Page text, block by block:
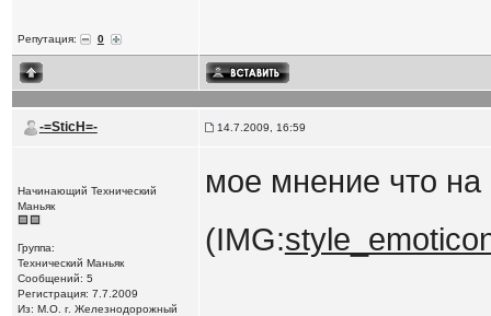
Репутация: 0
-=SticH=- 14.7.2009, 16:59
Начинающий Технический
Маньяк
Группа:
Технический Маньяк
Сообщений: 5
Регистрация: 7.7.2009
Из: М.О. г. Железнодорожный
мое мнение что на
(IMG: